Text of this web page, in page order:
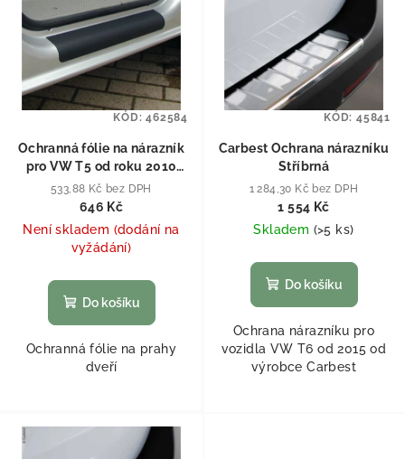
Ochranná fólie na nárazník
pro VW T5 od roku 2010
Průhledná
533,88 Kč bez DPH
646 Kč
Není skladem (dodání na
vyžádání)
Do košíku
Ochranná fólie na prahy
dveří
KÓD:462584
Carbest Ochrana nárazníku
Stříbrná
1 284,30 Kč bez DPH
1 554 Kč
Skladem (>5 ks)
Do košíku
Ochrana nárazníku pro
vozidla VW T6 od 2015 od
výrobce Carbest
KÓD: 45841